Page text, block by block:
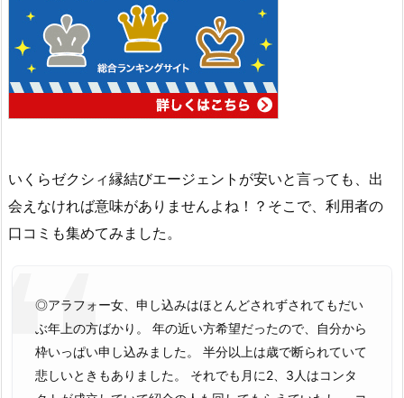
いくらゼクシィ縁結びエージェントが安いと言っても、出
会えなければ意味がありませんよね！？そこで、利用者の
口コミも集めてみました。
◎アラフォー女、申し込みはほとんどされずされてもだい
ぶ年上の方ばかり。 年の近い方希望だったので、自分から
枠いっぱい申し込みました。 半分以上は歳で断られていて
悲しいときもありました。 それでも月に2、3人はコンタ